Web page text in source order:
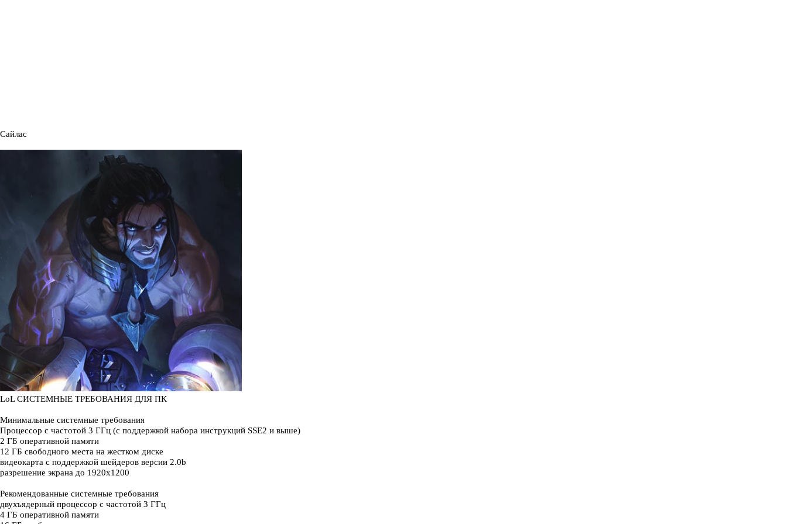
Сайлас
LoL СИСТЕМНЫЕ ТРЕБОВАНИЯ ДЛЯ ПК
Минимальные системные требования
Процессор с частотой 3 ГГц (с поддержкой набора инструкций SSE2 и выше)
2 ГБ оперативной памяти
12 ГБ свободного места на жестком диске
видеокарта с поддержкой шейдеров версии 2.0b
разрешение экрана до 1920x1200
Рекомендованные системные требования
двухъядерный процессор с частотой 3 ГГц
4 ГБ оперативной памяти